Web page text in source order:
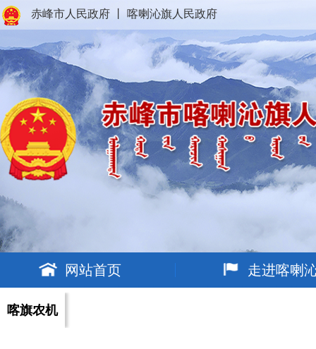
赤峰市人民政府 喀喇沁旗人民政府
网站首页 走进喀喇
喀旗农机